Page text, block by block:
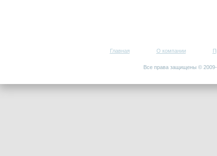
Главная О компании
Все права защищены ©